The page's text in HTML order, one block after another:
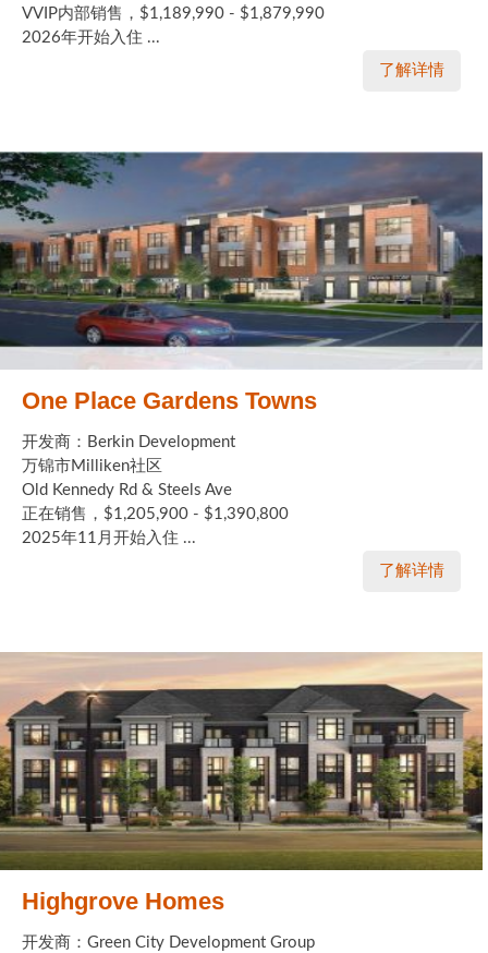
VVIP内部销售，$1,189,990 - $1,879,990
2026年开始入住 ...
了解详情
One Place Gardens Towns
开发商：Berkin Development
万锦市Milliken社区
Old Kennedy Rd & Steels Ave
正在销售，$1,205,900 - $1,390,800
2025年11月开始入住 ...
了解详情
Highgrove Homes
开发商：Green City Development Group